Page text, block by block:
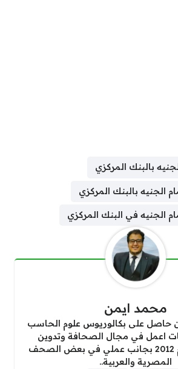
بالبنك المركزي
الجنيه بالبنك المركزي
الجنيه في البنك المركزي
محمد ايمن
حاصل على بكالوريوس علوم الحاسب
اعمل في مجال الصحافة وتدوين
المحتوى منذ عام 2012 بجانب عملي في بعض الصحف
المصرية والعربية..